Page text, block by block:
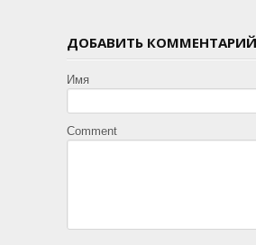
ДОБАВИТЬ КОММЕНТАРИЙ
Имя
Comment